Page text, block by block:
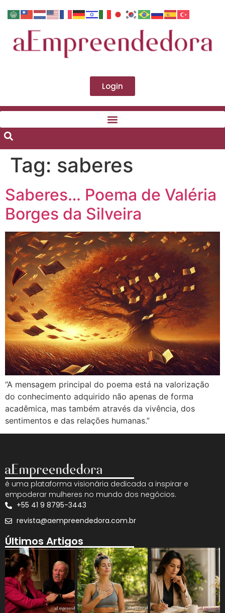
Login
Tag: saberes
Saberes… Poema de Valéria
Borges da Silveira
“A mensagem principal do poema está na valorização
do conhecimento adquirido não apenas de forma
acadêmica, mas também através da vivência, dos
sentimentos e das relações humanas.”
é uma plataforma visionária dedicada a inspirar e
empoderar mulheres no mundo dos negócios.
+55 41 9 8795-3443
revista@aempreendedora.com.br
Últimos Artigos